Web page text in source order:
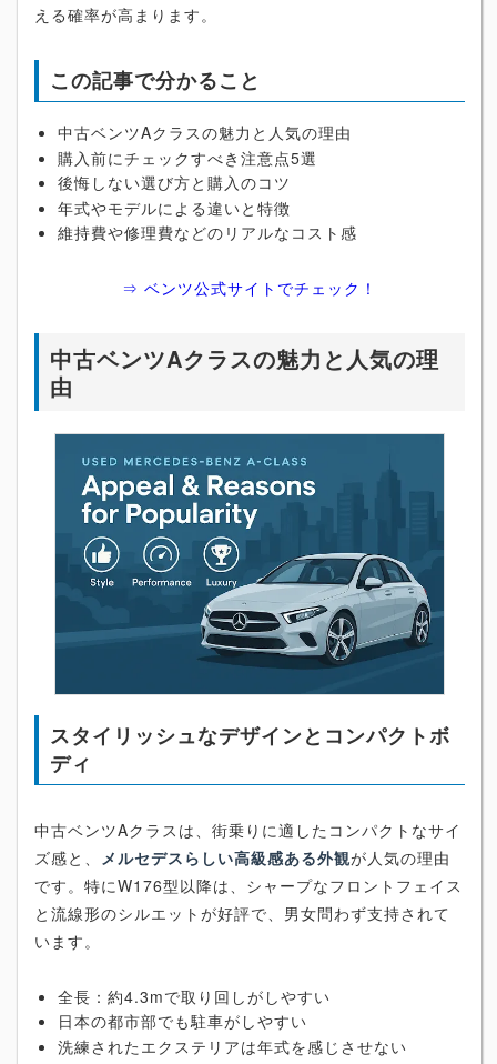
える確率が高まります。
この記事で分かること
中古ベンツAクラスの魅力と人気の理由
購入前にチェックすべき注意点5選
後悔しない選び方と購入のコツ
年式やモデルによる違いと特徴
維持費や修理費などのリアルなコスト感
⇒ ベンツ公式サイトでチェック！
中古ベンツAクラスの魅力と人気の理
由
スタイリッシュなデザインとコンパクトボ
ディ
中古ベンツAクラスは、街乗りに適したコンパクトなサイ
ズ感と、
メルセデスらしい高級感ある外観が人気の理由
です。特にW176型以降は、シャープなフロントフェイス
と流線形のシルエットが好評で、男女問わず支持されて
います。
全長：約4.3mで取り回しがしやすい
日本の都市部でも駐車がしやすい
洗練されたエクステリアは年式を感じさせない